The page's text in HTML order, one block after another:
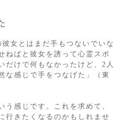
彼女とはまだ手もつないでいな
ねばと彼女を誘って心霊スポ
だけで何もなかったけど、2人
な感じで手をつなげた」（東
感じです。これを求めて、
行きたくなるのかもしれませ